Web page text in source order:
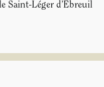
Saint-Léger d’Ébreuil